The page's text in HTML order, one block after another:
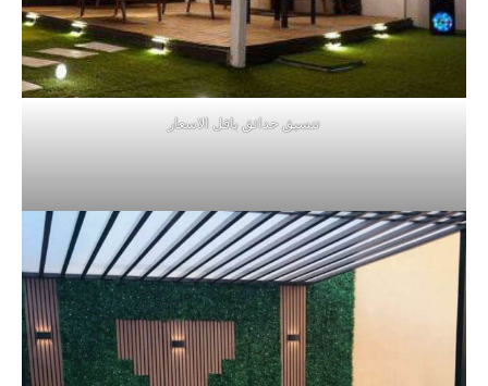
تنسيق حدائق باقل الاسعار